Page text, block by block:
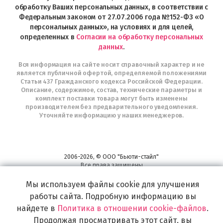
Telegram
обработку Ваших персональных данных, в соответствии с
Федеральным законом от 27.07.2006 года №152-ФЗ «О
персональных данных», на условиях и для целей,
определенных в Согласии на обработку персональных
данных.
Вся информация на сайте носит справочный характер и не
является публичной офертой, определяемой положениями
Статьи 437 Гражданского кодекса Российской Федерации.
Описание, содержимое, состав, технические параметры и
комплект поставки товара могут быть изменены
производителем без предварительного уведомления.
Уточняйте информацию у наших менеджеров.
2006-2026, © ООО "Бьюти-стайл"
Все права защищены
Широкий выбор инструментов, аксессуаров и принадлежностей для
воплощения
самых изысканных и необычных идей по созданию Вашего образа и стиля.
Мы используем файлы cookie для улучшения
работы сайта. Подробную информацию вы
найдете в Политика в отношении cookie-файлов.
Продолжая просматривать этот сайт, вы